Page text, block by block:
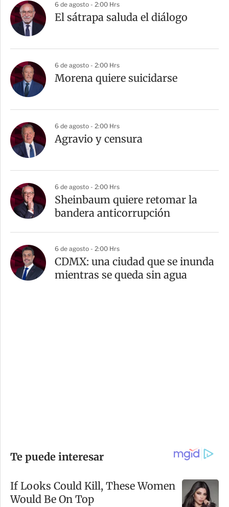
6 de agosto - 2:00 Hrs
El sátrapa saluda el diálogo
6 de agosto - 2:00 Hrs
Morena quiere suicidarse
6 de agosto - 2:00 Hrs
Agravio y censura
6 de agosto - 2:00 Hrs
Sheinbaum quiere retomar la
bandera anticorrupción
6 de agosto - 2:00 Hrs
CDMX: una ciudad que se inunda
mientras se queda sin agua